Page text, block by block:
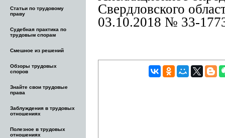
Статьи по трудовому
праву
Судебная практика по
трудовым спорам
Смешное из решений
Обзоры трудовых
споров
Знайте свои трудовые
права
Заблуждения в трудовых
отношениях
Полезное в трудовых
отношениях
Свердловского
03.10.2018 № 33-